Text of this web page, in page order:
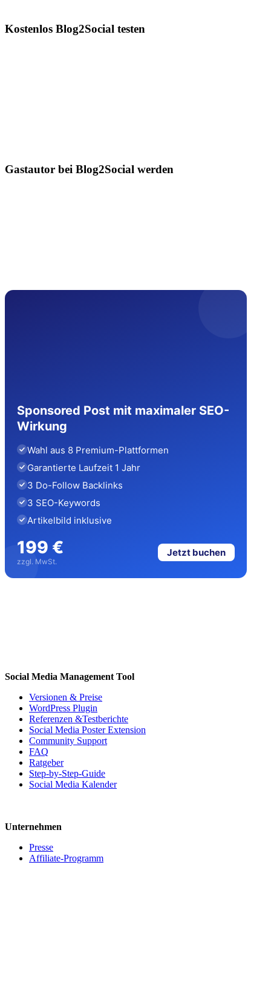
Kostenlos Blog2Social testen
Gastautor bei Blog2Social werden
Sponsored Post mit maximaler SEO-
Wirkung
Wahl aus 8 Premium-Plattformen
Garantierte Laufzeit 1 Jahr
3 Do-Follow Backlinks
3 SEO-Keywords
Artikelbild inklusive
199 €
zzgl. MwSt.
Jetzt buchen
Social Media Management Tool
Versionen & Preise
WordPress Plugin
Referenzen &Testberichte
Social Media Poster Extension
Community Support
FAQ
Ratgeber
Step-by-Step-Guide
Social Media Kalender
Unternehmen
Presse
Affiliate-Programm